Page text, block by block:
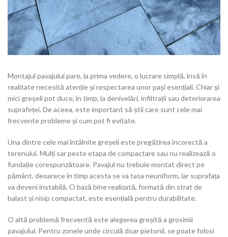
Montajul pavajului pare, la prima vedere, o lucrare simplă, însă în
realitate necesită atenție și respectarea unor pași esențiali. Chiar și
mici greșeli pot duce, în timp, la denivelări, infiltrații sau deteriorarea
suprafeței. De aceea, este important să știi care sunt cele mai
frecvente probleme și cum pot fi evitate.
Una dintre cele mai întâlnite greșeli este pregătirea incorectă a
terenului. Mulți sar peste etapa de compactare sau nu realizează o
fundație corespunzătoare. Pavajul nu trebuie montat direct pe
pământ, deoarece în timp acesta se va tasa neuniform, iar suprafața
va deveni instabilă. O bază bine realizată, formată din strat de
balast și nisip compactat, este esențială pentru durabilitate.
O altă problemă frecventă este alegerea greșită a grosimii
pavajului. Pentru zonele unde circulă doar pietonii, se poate folosi